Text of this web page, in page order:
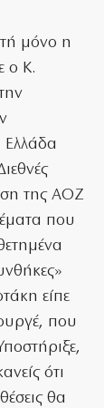
μόνο η
ο Κ.
της ΑΟΖ
που
είπε
που
ότι
θα